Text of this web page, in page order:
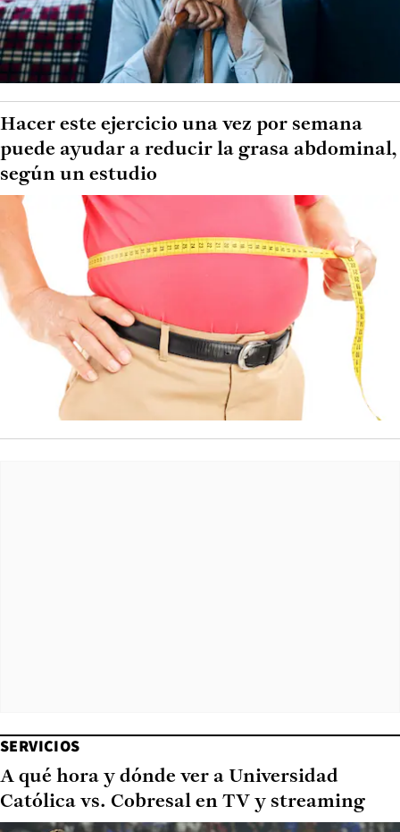
Hacer este ejercicio una vez por semana
puede ayudar a reducir la grasa abdominal,
según un estudio
SERVICIOS
A qué hora y dónde ver a Universidad
Católica vs. Cobresal en TV y streaming